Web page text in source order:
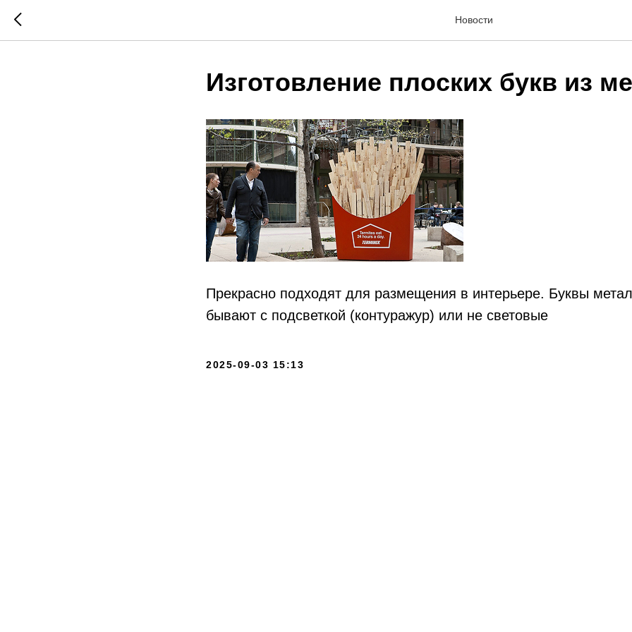
Новости
Изготовление плоских букв из
Прекрасно подходят для размещения в интерьере. Буквы
бывают с подсветкой (контуражур) или не световые
2025-09-03 15:13